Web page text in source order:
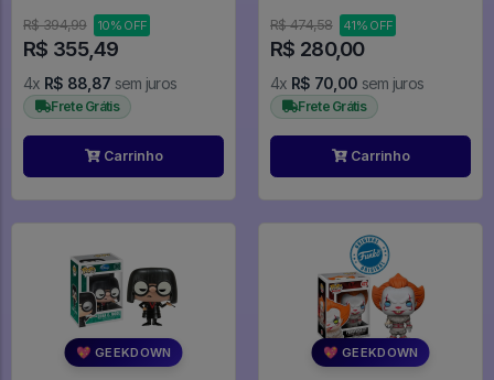
FUNKO POP #102
R$ 394,99 10% OFF
R$ 355,49
4x R$ 88,87 sem juros
Frete Grátis
Carrinho
R$ 474,58 41% OFF
R$ 280,00
4x R$ 70,00 sem juros
Frete Grátis
Carrinho
💖 GEEKDOWN 💖 GEEKDOWN